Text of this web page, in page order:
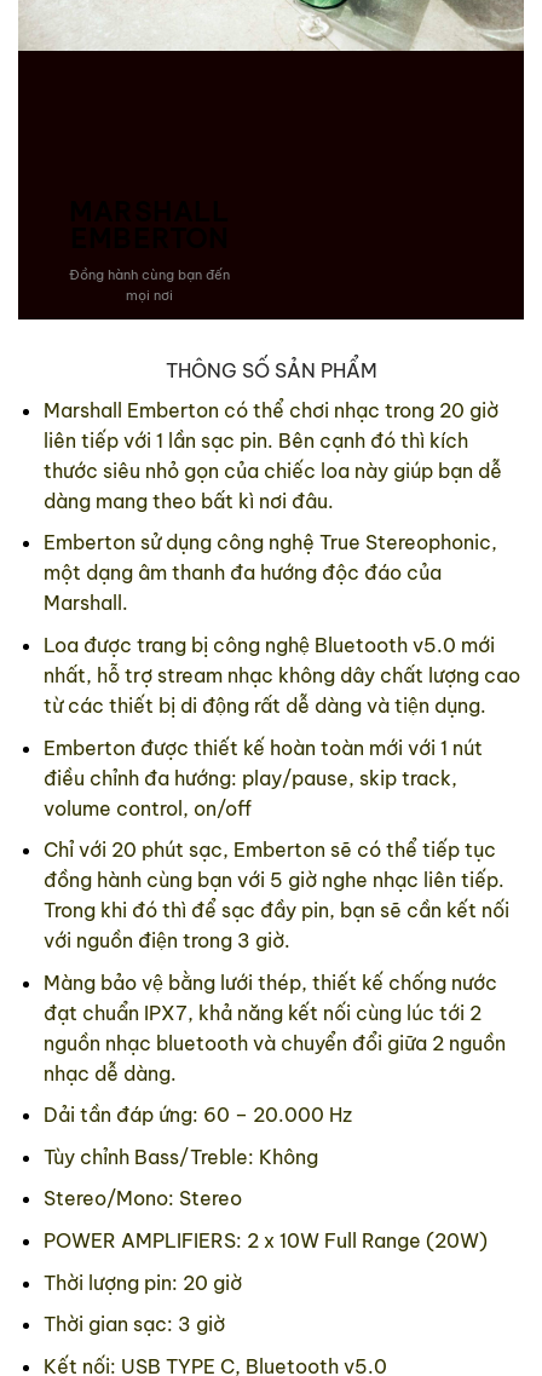
Đồng hành cùng bạn đến
mọi nơi
THÔNG SỐ SẢN PHẨM
Marshall Emberton có thể chơi nhạc trong 20 giờ
liên tiếp với 1 lần sạc pin. Bên cạnh đó thì kích
thước siêu nhỏ gọn của chiếc loa này giúp bạn dễ
dàng mang theo bất kì nơi đâu.
Emberton sử dụng công nghệ True Stereophonic,
một dạng âm thanh đa hướng độc đáo của
Marshall.
Loa được trang bị công nghệ Bluetooth v5.0 mới
nhất, hỗ trợ stream nhạc không dây chất lượng cao
từ các thiết bị di động rất dễ dàng và tiện dụng.
Emberton được thiết kế hoàn toàn mới với 1 nút
điều chỉnh đa hướng: play/pause, skip track,
volume control, on/off
Chỉ với 20 phút sạc, Emberton sẽ có thể tiếp tục
đồng hành cùng bạn với 5 giờ nghe nhạc liên tiếp.
Trong khi đó thì để sạc đầy pin, bạn sẽ cần kết nối
với nguồn điện trong 3 giờ.
Màng bảo vệ bằng lưới thép, thiết kế chống nước
đạt chuẩn IPX7, khả năng kết nối cùng lúc tới 2
nguồn nhạc bluetooth và chuyển đổi giữa 2 nguồn
nhạc dễ dàng.
Dải tần đáp ứng: 60 – 20.000 Hz
Tùy chỉnh Bass/Treble: Không
Stereo/Mono: Stereo
POWER AMPLIFIERS: 2 x 10W Full Range (20W)
Thời lượng pin: 20 giờ
Thời gian sạc: 3 giờ
Kết nối: USB TYPE C, Bluetooth v5.0